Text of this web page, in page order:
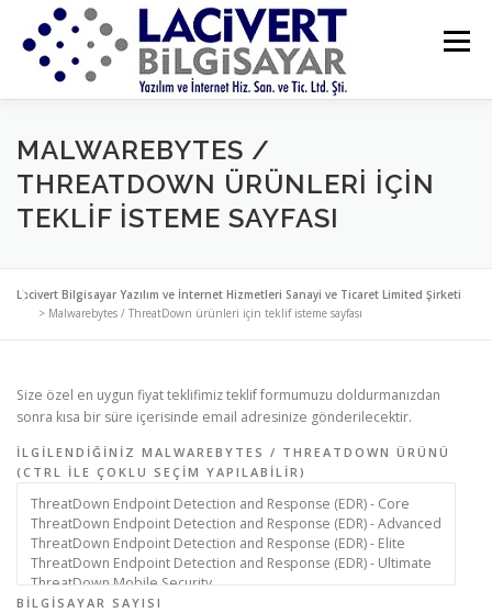
Menü
ANA SAYFA HAKKIMIZDA
TEKLIF İSTE TAVSIYE ETTIKLERIMIZ
BIZE ULAŞIN
MALWAREBYTES /
THREATDOWN ÜRÜNLERI IÇIN
TEKLIF ISTEME SAYFASI
Lacivert Bilgisayar Yazılım ve İnternet Hizmetleri Sanayi ve Ticaret Limited Şirketi
> Malwarebytes / ThreatDown ürünleri için teklif isteme sayfası
Size özel en uygun fiyat teklifimiz teklif formumuzu doldurmanızdan
sonra kısa bir süre içerisinde email adresinize gönderilecektir.
İLGILENDIĞINIZ MALWAREBYTES / THREATDOWN ÜRÜNÜ
(CTRL ILE ÇOKLU SEÇIM YAPILABILIR)
BILGISAYAR SAYISI